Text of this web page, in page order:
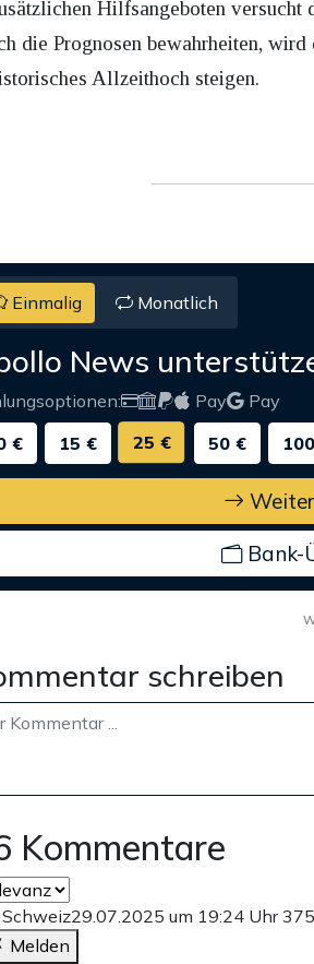
Hilfsangeboten
die Prognosen bewahrheiten,
Allzeithoch steigen.
Einmalig Monatlich
News
Pay
Pay
€
15 € 25 € 50 €
Bank-
schreiben
Kommentare
29.07.2025 um 19:24 Uhr
Melden